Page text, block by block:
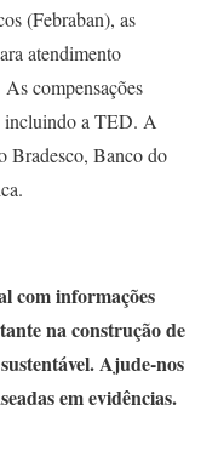
(Febraban), as
atendimento
compensações
incluindo a TED. A
Bradesco, Banco do
com informações
na construção de
Ajude-nos
em evidências.